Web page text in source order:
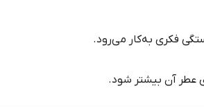
فکری به‌کار می‌رود.
عطر آن بیشتر شود.